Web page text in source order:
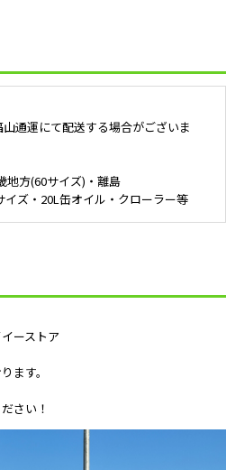
通運にて配送する場合がございま
地方(60サイズ)・離島
ズ・20L缶オイル・クローラー等
ーストア
ます。
さい！